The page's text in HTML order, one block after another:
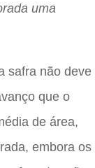
uma
safra não deve
que o
de área,
embora os